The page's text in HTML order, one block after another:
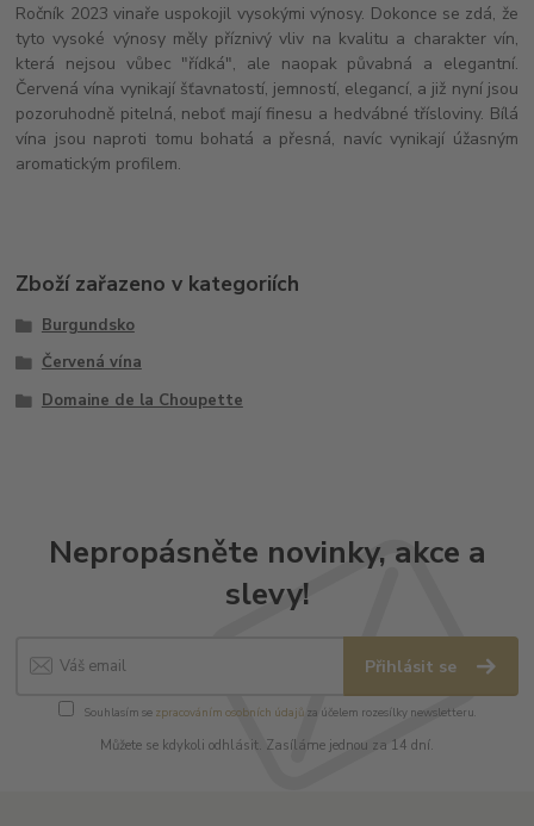
Ročník 2023 vinaře uspokojil vysokými výnosy. Dokonce se zdá, že
tyto vysoké výnosy měly příznivý vliv na kvalitu a charakter vín,
která nejsou vůbec "řídká", ale naopak půvabná a elegantní.
Červená vína vynikají šťavnatostí, jemností, elegancí, a již nyní jsou
pozoruhodně pitelná, neboť mají finesu a hedvábné třísloviny. Bílá
vína jsou naproti tomu bohatá a přesná, navíc vynikají úžasným
aromatickým profilem.
Zboží zařazeno v kategoriích
Burgundsko
Červená vína
Domaine de la Choupette
Nepropásněte novinky, akce a
slevy!
Přihlásit se
Souhlasím se zpracováním osobních údajůza účelem rozesílky newsletteru.
Můžete se kdykoli odhlásit. Zasíláme jednou za 14 dní.